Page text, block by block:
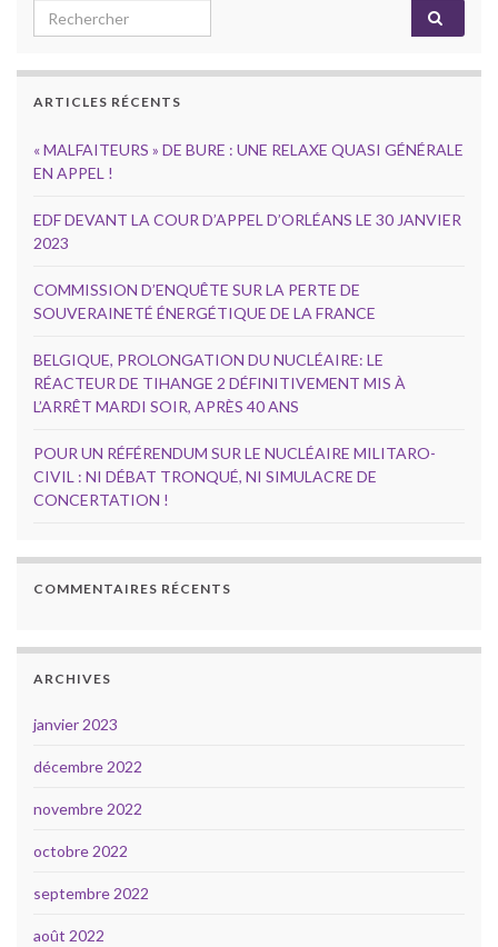
Search for:
ARTICLES RÉCENTS
« MALFAITEURS » DE BURE : UNE RELAXE QUASI GÉNÉRALE
EN APPEL !
EDF DEVANT LA COUR D’APPEL D’ORLÉANS LE 30 JANVIER
2023
COMMISSION D’ENQUÊTE SUR LA PERTE DE
SOUVERAINETÉ ÉNERGÉTIQUE DE LA FRANCE
BELGIQUE, PROLONGATION DU NUCLÉAIRE: LE
RÉACTEUR DE TIHANGE 2 DÉFINITIVEMENT MIS À
L’ARRÊT MARDI SOIR, APRÈS 40 ANS
POUR UN RÉFÉRENDUM SUR LE NUCLÉAIRE MILITARO-
CIVIL : NI DÉBAT TRONQUÉ, NI SIMULACRE DE
CONCERTATION !
COMMENTAIRES RÉCENTS
ARCHIVES
janvier 2023
décembre 2022
novembre 2022
octobre 2022
septembre 2022
août 2022